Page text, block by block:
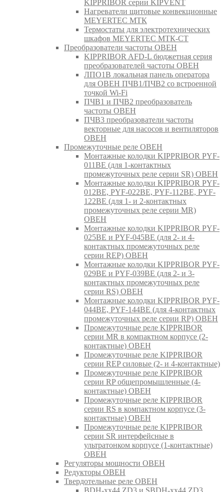
KIPPRIBOR серии KIPVENT
Нагреватели щитовые конвекционные
MEYERTEC МТК
Термостаты для электротехнических
шкафов MEYERTEC МТК-СТ
Преобразователи частоты ОВЕН
KIPPRIBOR AFD-L бюджетная серия
преобразователей частоты ОВЕН
ЛПО1В локальная панель оператора
для ОВЕН ПЧВ1/ПЧВ2 со встроенной
точкой Wi-Fi
ПЧВ1 и ПЧВ2 преобразователь
частоты ОВЕН
ПЧВ3 преобразователи частоты
векторные для насосов и вентиляторов
ОВЕН
Промежуточные реле ОВЕН
Монтажные колодки KIPPRIBOR PYF-
011BE (для 1-контактных
промежуточных реле серии SR) ОВЕН
Монтажные колодки KIPPRIBOR PYF-
012BE, PYF-022BE, PYF-112BE, PYF-
122BE (для 1- и 2-контактных
промежуточных реле серии MR)
ОВЕН
Монтажные колодки KIPPRIBOR PYF-
025BE и PYF-045BE (для 2- и 4-
контактных промежуточных реле
серии REP) ОВЕН
Монтажные колодки KIPPRIBOR PYF-
029BE и PYF-039BE (для 2- и 3-
контактных промежуточных реле
серии RS) ОВЕН
Монтажные колодки KIPPRIBOR PYF-
044BE, PYF-144BE (для 4-контактных
промежуточных реле серии RP) ОВЕН
Промежуточные реле KIPPRIBOR
серии MR в компактном корпусе (2-
контактные) ОВЕН
Промежуточные реле KIPPRIBOR
серии REP силовые (2- и 4-контактные)
Промежуточные реле KIPPRIBOR
серии RP общепромышленные (4-
контактные) ОВЕН
Промежуточные реле KIPPRIBOR
серии RS в компактном корпусе (3-
контактные) ОВЕН
Промежуточные реле KIPPRIBOR
серии SR интерфейсные в
ультратонком корпусе (1-контактные)
ОВЕН
Регуляторы мощности ОВЕН
Редукторы ОВЕН
Твердотельные реле ОВЕН
BDH-xx44.ZD3 и SBDH-xx44.ZD3